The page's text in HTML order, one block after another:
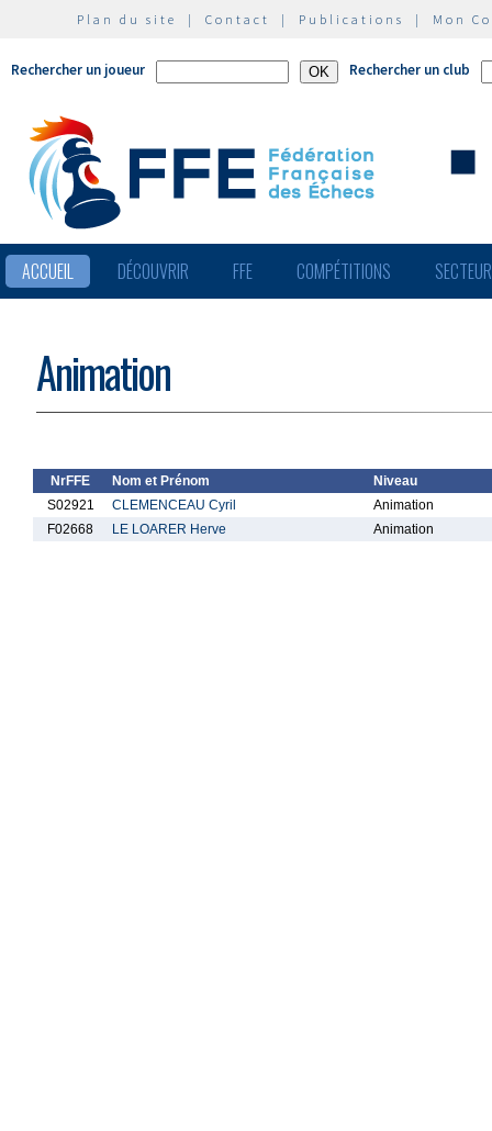
Plan du site | Contact | Publications | Mon
Rechercher un joueur Rechercher un club
ACCUEIL DÉCOUVRIR FFE COMPÉTITIONS
Animation
NrFFE Nom et Prénom
Niveau
S02921
CLEMENCEAU Cyril
Animation
F02668
LE LOARER Herve Animation